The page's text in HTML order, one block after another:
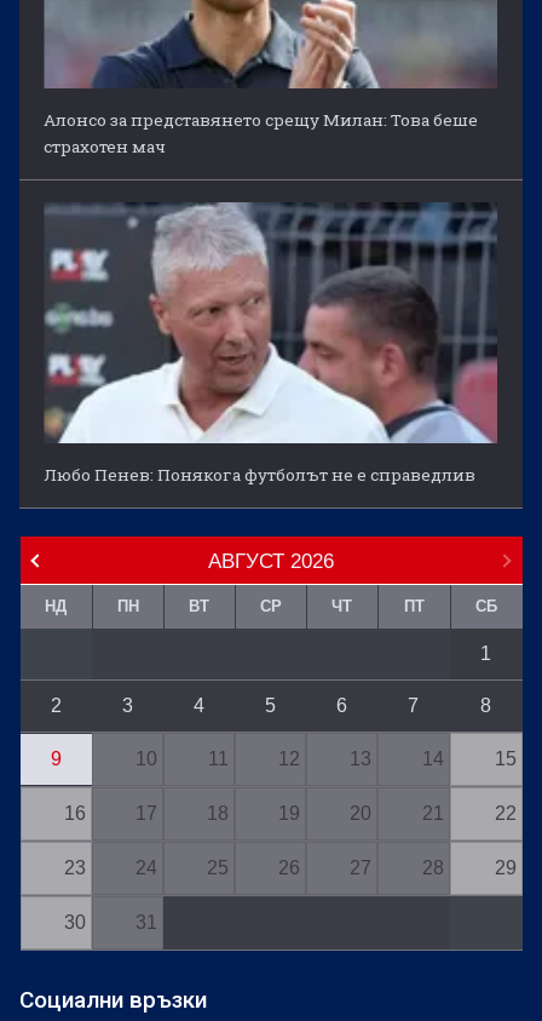
Алонсо за представянето срещу Милан: Това беше
страхотен мач
Любо Пенев: Понякога футболът не е справедлив
АВГУСТ 2026
НД ПН ВТ СР ЧТ ПТ СБ
1
2 3 4 5 6 7 8
9 10 11 12 13 14 15
16 17 18 19 20 21 22
23 24 25 26 27 28 29
30 31
Социални връзки